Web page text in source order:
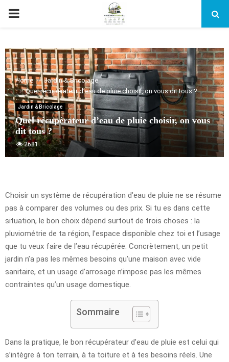
PRIMARY
Home
Jardin & Bricolage
Quel récupérateur d’eau de pluie choisir, on vous dit tous ?
Jardin & Bricolage
Quel récupérateur d’eau de pluie choisir, on vous
dit tous ?
2681
Choisir un système de récupération d’eau de pluie ne se résume
pas à comparer des volumes ou des prix. Si tu es dans cette
situation, le bon choix dépend surtout de trois choses : la
pluviométrie de ta région, l’espace disponible chez toi et l’usage
que tu veux faire de l’eau récupérée. Concrètement, un petit
jardin n’a pas les mêmes besoins qu’une maison avec vide
sanitaire, et un usage d’arrosage n’impose pas les mêmes
contraintes qu’un usage domestique.
Sommaire
Dans la pratique, le bon récupérateur d’eau de pluie est celui qui
s’intègre à ton terrain, à ta toiture et à tes besoins réels. Une